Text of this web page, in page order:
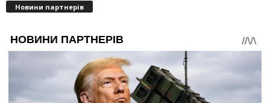
Новини партнерів